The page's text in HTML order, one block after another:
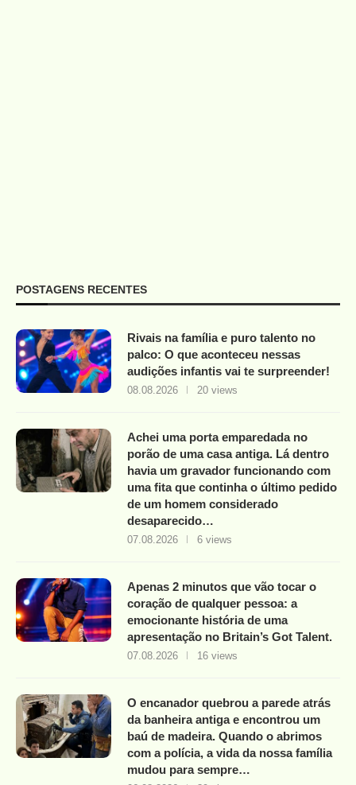
POSTAGENS RECENTES
Rivais na família e puro talento no
palco: O que aconteceu nessas
audições infantis vai te surpreender!
08.08.2026 20 views
Achei uma porta emparedada no
porão de uma casa antiga. Lá dentro
havia um gravador funcionando com
uma fita que continha o último pedido
de um homem considerado
desaparecido…
07.08.2026 6 views
Apenas 2 minutos que vão tocar o
coração de qualquer pessoa: a
emocionante história de uma
apresentação no Britain’s Got Talent.
07.08.2026 16 views
O encanador quebrou a parede atrás
da banheira antiga e encontrou um
baú de madeira. Quando o abrimos
com a polícia, a vida da nossa família
mudou para sempre…